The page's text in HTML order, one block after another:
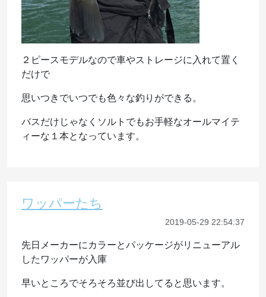
２ピースモデルなので車やストレージに入れて置く
だけで
思いつきでいつでも色々な釣りができる。
バスだけじゃなくソルトでもお手軽なオールマイテ
ィーな１本となっています。
ワッパーたち
2019-05-29 22:54:37
先日メーカーにカラーとパッケージがリニューアル
したワッパーが入庫
早いところでそろそろ並び出してると思います。